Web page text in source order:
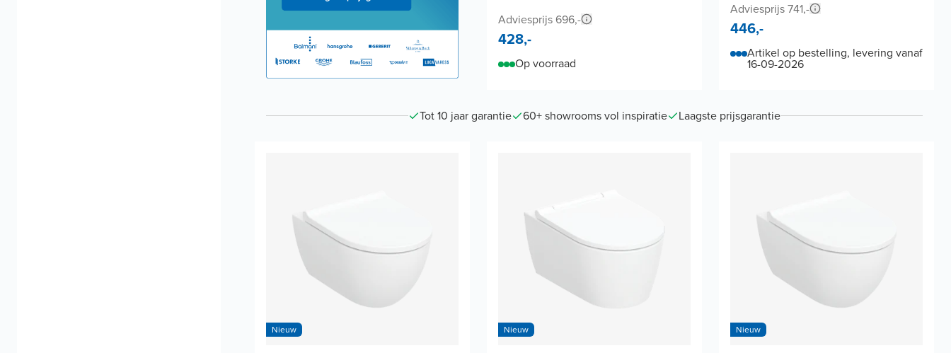
Adviesprijs 696,-
428,-
Op voorraad
Adviesprijs 741,-
446,-
Artikel op bestelling, levering vanaf
16-09-2026
Tot 10 jaar garantie 60+ showrooms vol inspiratie Laagste prijsgarantie
Nieuw Nieuw Nieuw